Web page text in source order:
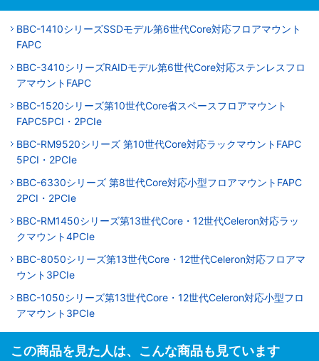
BBC-1410シリーズSSDモデル第6世代Core対応フロアマウント
FAPC
BBC-3410シリーズRAIDモデル第6世代Core対応ステンレスフロ
アマウントFAPC
BBC-1520シリーズ第10世代Core省スペースフロアマウント
FAPC5PCI・2PCIe
BBC-RM9520シリーズ 第10世代Core対応ラックマウントFAPC
5PCI・2PCIe
BBC-6330シリーズ 第8世代Core対応小型フロアマウントFAPC
2PCI・2PCIe
BBC-RM1450シリーズ第13世代Core・12世代Celeron対応ラッ
クマウント4PCIe
BBC-8050シリーズ第13世代Core・12世代Celeron対応フロアマ
ウント3PCIe
BBC-1050シリーズ第13世代Core・12世代Celeron対応小型フロ
アマウント3PCIe
この商品を見た人は、こんな商品も見ています